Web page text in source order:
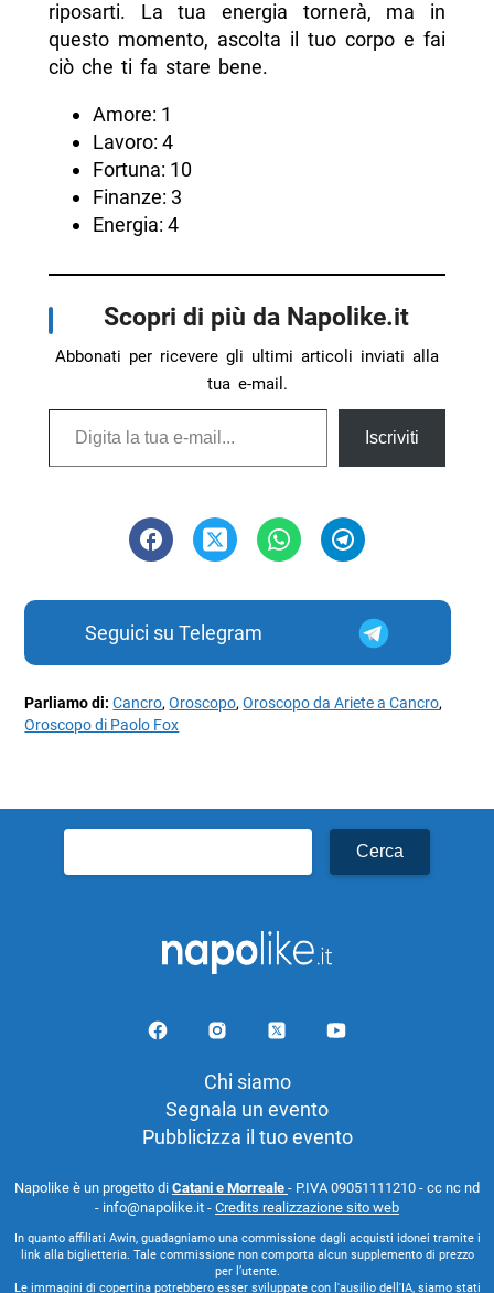
riposarti. La tua energia tornerà, ma in
questo momento, ascolta il tuo corpo e fai
ciò che ti fa stare bene.
Amore: 1
Lavoro: 4
Fortuna: 10
Finanze: 3
Energia: 4
Scopri di più da Napolike.it
Abbonati per ricevere gli ultimi articoli inviati alla
tua e-mail.
Digita la tua e-mail...
Iscriviti
Seguici su Telegram
Parliamo di:Cancro,Oroscopo,Oroscopo da Ariete a Cancro,
Oroscopo di Paolo Fox
per:
Chi siamo
Segnala un evento
Pubblicizza il tuo evento
Napolike è un progetto di Catani e Morreale - P.IVA 09051111210 - cc nc nd
- info@napolike.it - Credits realizzazione sito web
In quanto affiliati Awin, guadagniamo una commissione dagli acquisti idonei tramite i
link alla biglietteria. Tale commissione non comporta alcun supplemento di prezzo
per l’utente.
Le immagini di copertina potrebbero esser sviluppate con l'ausilio dell'IA, siamo stati